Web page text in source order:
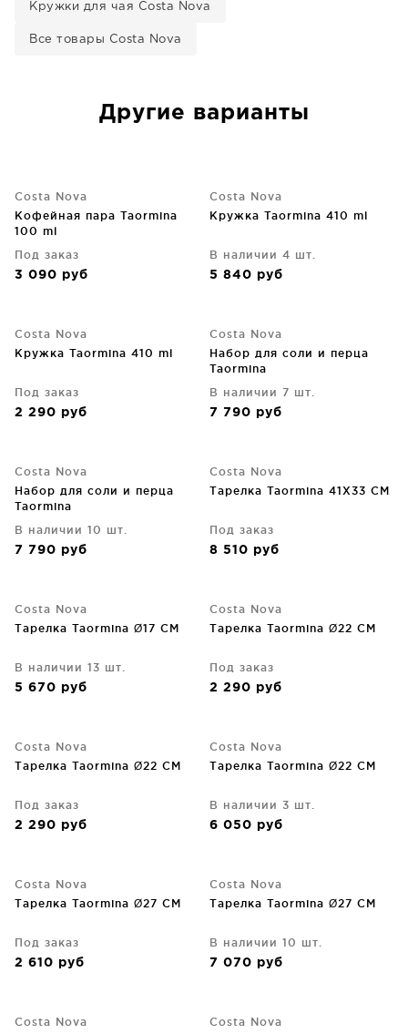
Кружки для чая Costa Nova
Все товары Costa Nova
Другие варианты
Costa Nova
Кофейная пара Taormina
100 ml
Под заказ
3 090 руб
Costa Nova
Кружка Taormina 410 ml
В наличии 4 шт.
5 840 руб
Costa Nova
Кружка Taormina 410 ml
Под заказ
2 290 руб
Costa Nova
Набор для соли и перца
Taormina
В наличии 7 шт.
7 790 руб
Costa Nova
Набор для соли и перца
Taormina
В наличии 10 шт.
7 790 руб
Costa Nova
Тарелка Taormina 41X33 CM
Под заказ
8 510 руб
Costa Nova
Тарелка Taormina Ø17 CM
В наличии 13 шт.
5 670 руб
Costa Nova
Тарелка Taormina Ø22 CM
Под заказ
2 290 руб
Costa Nova
Тарелка Taormina Ø22 CM
Под заказ
2 290 руб
Costa Nova
Тарелка Taormina Ø22 CM
В наличии 3 шт.
6 050 руб
Costa Nova
Тарелка Taormina Ø27 CM
Под заказ
2 610 руб
Costa Nova
Тарелка Taormina Ø27 CM
В наличии 10 шт.
7 070 руб
Costa Nova
Costa Nova